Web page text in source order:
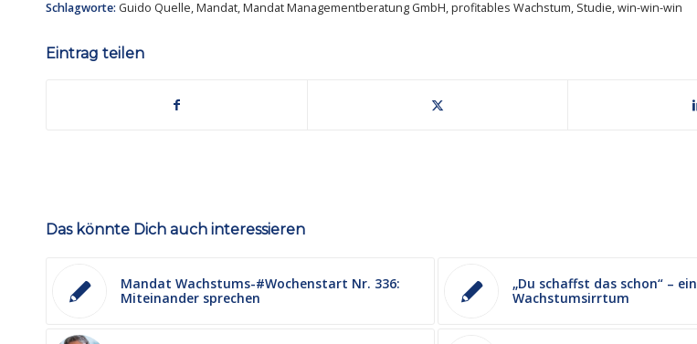
Schlagworte: Guido Quelle,Mandat,Mandat Managementberatung GmbH,profitables Wachstum, Studie,win-win-win
Eintrag teilen
Das könnte Dich auch interessieren
Mandat Wachstums-#Wochenstart Nr. 336:
Miteinander sprechen
„Du schaffst das schon“ – ein
Wachstumsirrtum